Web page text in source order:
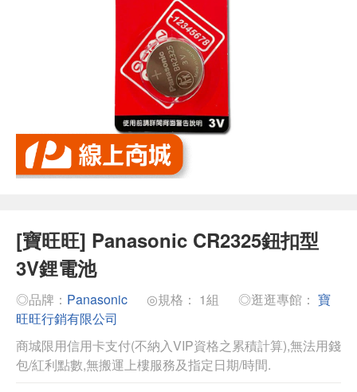
[寶旺旺] Panasonic CR2325鈕扣型
3V鋰電池
◎品牌： Panasonic ◎規格： 1組 ◎逛逛專館： 寶
旺旺行銷有限公司
商城限用信用卡支付(不納入VIP資格之累積計算),無法用錢
包/紅利點數,無搬運上樓服務及指定日期/時間.